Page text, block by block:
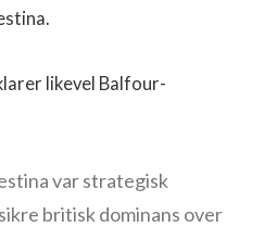
likevel Balfour-
var strategisk
britisk dominans over